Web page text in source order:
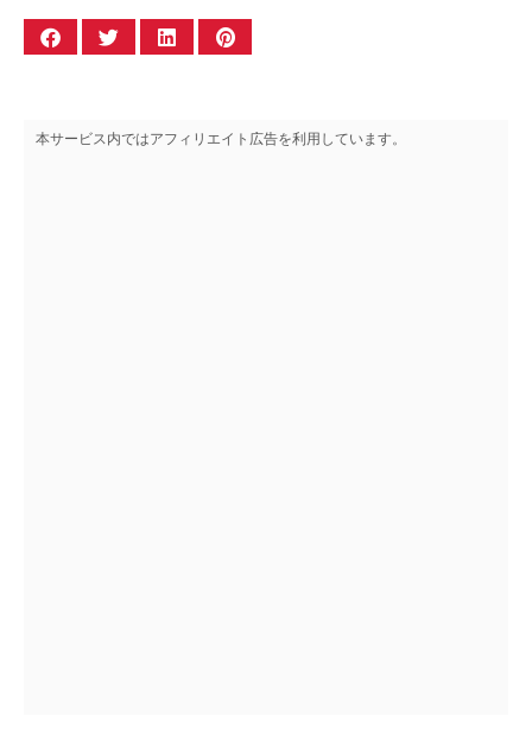
本サービス内ではアフィリエイト広告を利用しています。